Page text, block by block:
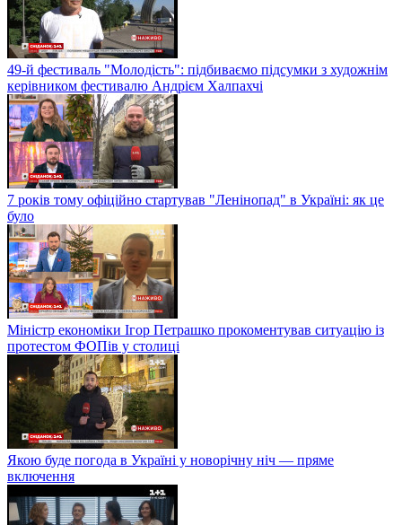
49-й фестиваль "Молодість": підбиваємо підсумки з художнім
керівником фестивалю Андрієм Халпахчі
7 років тому офіційно стартував "Ленінопад" в Україні: як це
було
Міністр економіки Ігор Петрашко прокоментував ситуацію із
протестом ФОПів у столиці
Якою буде погода в Україні у новорічну ніч — пряме
включення